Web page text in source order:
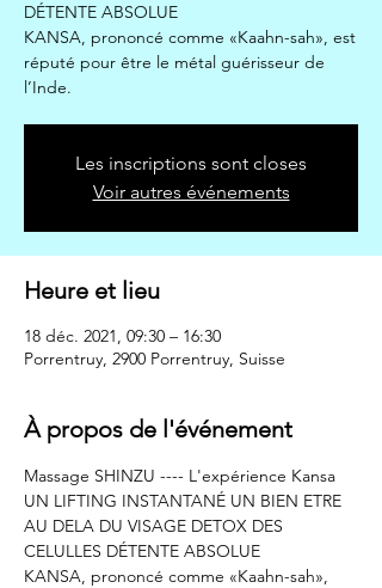
DÉTENTE ABSOLUE
KANSA, prononcé comme «Kaahn-sah», est
réputé pour être le métal guérisseur de
Les inscriptions sont closes
Voir autres événements
Heure et lieu
18 déc. 2021, 09:30 – 16:30
Porrentruy, 2900 Porrentruy, Suisse
À propos de l'événement
Massage SHINZU ---- L'expérience Kansa
UN LIFTING INSTANTANÉ UN BIEN ETRE
AU DELA DU VISAGE DETOX DES
CELULLES DÉTENTE ABSOLUE
KANSA, prononcé comme «Kaahn-sah»,